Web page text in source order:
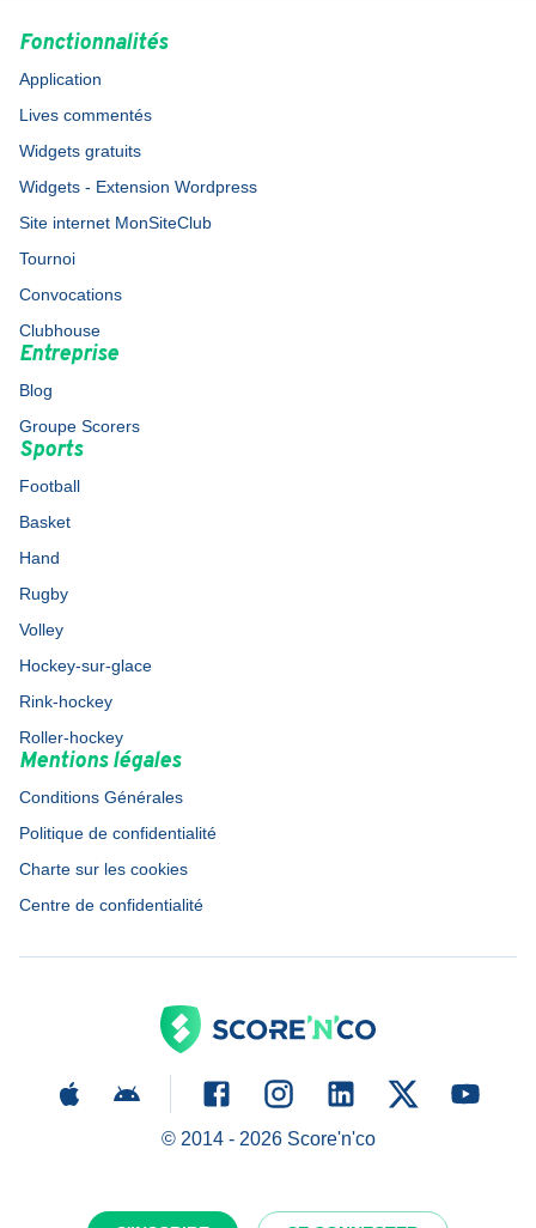
Fonctionnalités
Application
Lives commentés
Widgets gratuits
Widgets - Extension Wordpress
Site internet MonSiteClub
Tournoi
Convocations
Clubhouse
Entreprise
Blog
Groupe Scorers
Sports
Football
Basket
Hand
Rugby
Volley
Hockey-sur-glace
Rink-hockey
Roller-hockey
Mentions légales
Conditions Générales
Politique de confidentialité
Charte sur les cookies
Centre de confidentialité
© 2014 - 2026Score'n'co